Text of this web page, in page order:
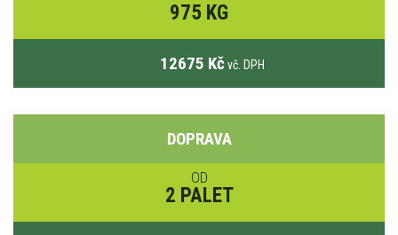
975 KG
12675 Kč vč. DPH
DOPRAVA
OD
2 PALET